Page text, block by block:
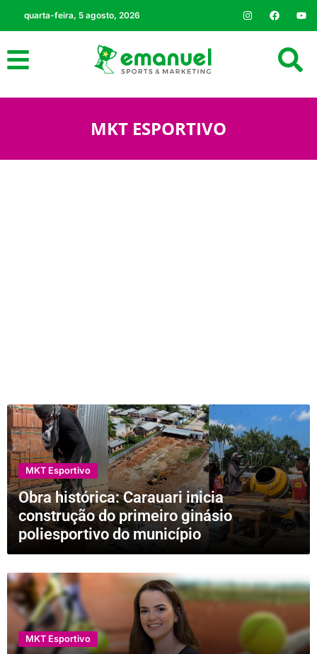
quarta-feira, 5 agosto, 2026
MKT ESPORTIVO
MKT Esportivo
Obra histórica: Carauari inicia
construção do primeiro ginásio
poliesportivo do município
MKT Esportivo